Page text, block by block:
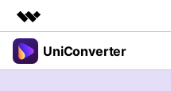
製品 UniConverter